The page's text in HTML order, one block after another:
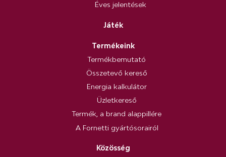
Éves jelentések
Játék
Termékeink
Termékbemutató
Összetevő kereső
Energia kalkulátor
Üzletkereső
Termék, a brand alappillére
A Fornetti gyártósorairól
Közösség